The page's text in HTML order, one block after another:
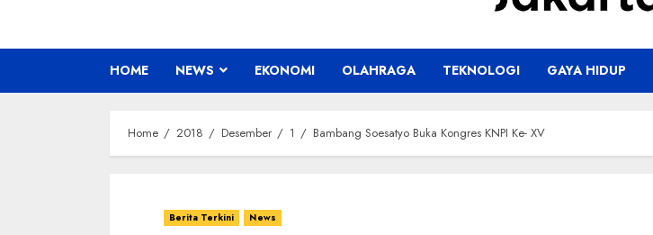
HOME NEWS EKONOMI OLAHRAGA TEKNOLOGI GAYA HIDUP
Home 2018 Desember 1 Bambang Soesatyo Buka Kongres KNPI Ke- XV
Berita Terkini News